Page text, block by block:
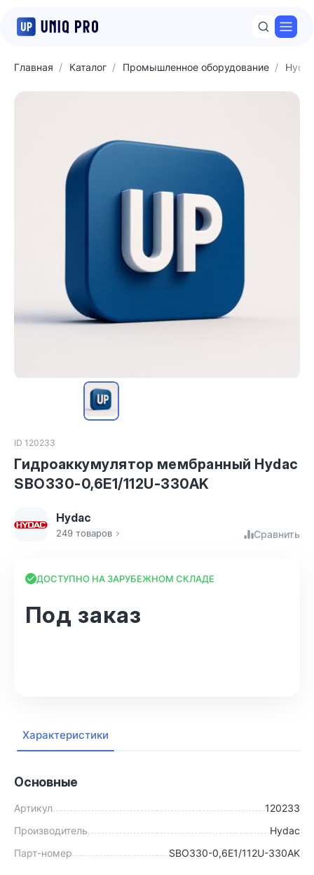
Главная Каталог Промышленное оборудование
ID 120233
Гидроаккумулятор мембранный Hydac
SBO330-0,6E1/112U-330AK
Hydac
249 товаров Сравнить
ДОСТУПНО НА ЗАРУБЕЖНОМ СКЛАДЕ
Под заказ
Характеристики
Основные
Артикул
120233
Производитель
Hydac
Парт-номер
SBO330-0,6E1/112U-330AK